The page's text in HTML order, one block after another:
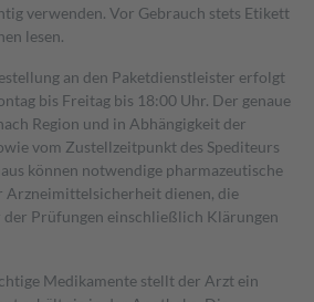
verwenden. Vor Gebrauch stets Etikett
lesen.
an den Paketdienstleister erfolgt
bis Freitag bis 18:00 Uhr. Der genaue
Region und in Abhängigkeit der
vom Zustellzeitpunkt des Spediteurs
können notwendige pharmazeutische
Arzneimittelsicherheit dienen, die
Prüfungen einschließlich Klärungen
Medikamente stellt der Arzt ein